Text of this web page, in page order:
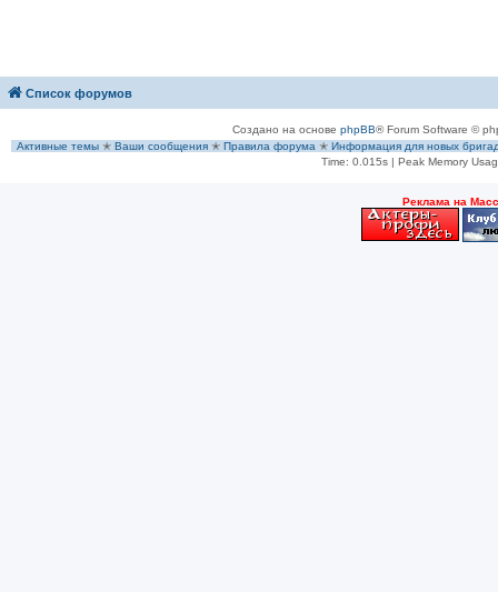
Список форумов
Создано на основе phpBB® Forum Software ©
Активные темы ✭ Ваши сообщения ✭ Правила форума ✭ Информация для новых
Time: 0.015s| Peak Memory
Рeклама на